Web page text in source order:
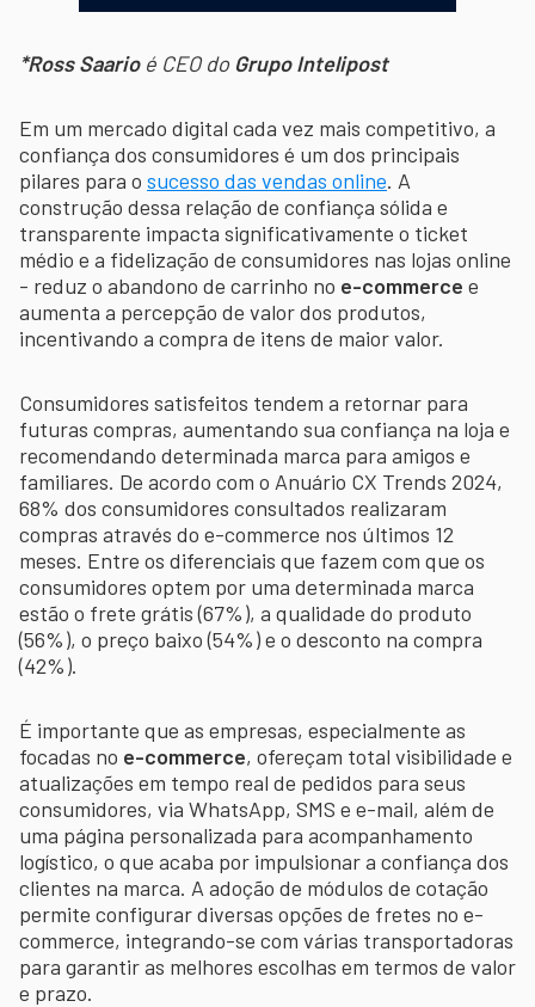
*Ross Saario é CEO do Grupo Intelipost
Em um mercado digital cada vez mais competitivo, a
confiança dos consumidores é um dos principais
pilares para o sucesso das vendas online. A
construção dessa relação de confiança sólida e
transparente impacta significativamente o ticket
médio e a fidelização de consumidores nas lojas online
- reduz o abandono de carrinho no e-commerce e
aumenta a percepção de valor dos produtos,
incentivando a compra de itens de maior valor.
Consumidores satisfeitos tendem a retornar para
futuras compras, aumentando sua confiança na loja e
recomendando determinada marca para amigos e
familiares. De acordo com o Anuário CX Trends 2024,
68% dos consumidores consultados realizaram
compras através do e-commerce nos últimos 12
meses. Entre os diferenciais que fazem com que os
consumidores optem por uma determinada marca
estão o frete grátis (67%), a qualidade do produto
(56%), o preço baixo (54%) e o desconto na compra
(42%).
É importante que as empresas, especialmente as
focadas no e-commerce, ofereçam total visibilidade e
atualizações em tempo real de pedidos para seus
consumidores, via WhatsApp, SMS e e-mail, além de
uma página personalizada para acompanhamento
logístico, o que acaba por impulsionar a confiança dos
clientes na marca. A adoção de módulos de cotação
permite configurar diversas opções de fretes no e-
commerce, integrando-se com várias transportadoras
para garantir as melhores escolhas em termos de valor
e prazo.